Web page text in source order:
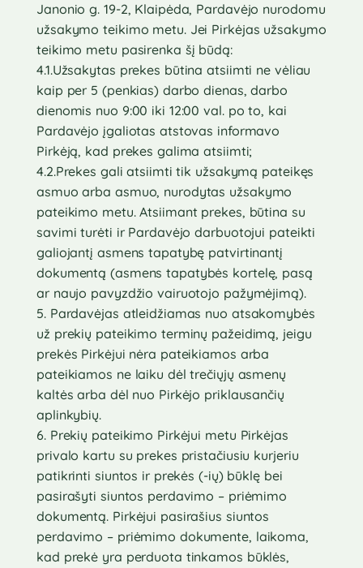
Janonio g. 19-2, Klaipėda, Pardavėjo nurodomu
užsakymo teikimo metu. Jei Pirkėjas užsakymo
teikimo metu pasirenka šį būdą:
4.1.Užsakytas prekes būtina atsiimti ne vėliau
kaip per 5 (penkias) darbo dienas, darbo
dienomis nuo 9:00 iki 12:00 val. po to, kai
Pardavėjo įgaliotas atstovas informavo
Pirkėją, kad prekes galima atsiimti;
4.2.Prekes gali atsiimti tik užsakymą pateikęs
asmuo arba asmuo, nurodytas užsakymo
pateikimo metu. Atsiimant prekes, būtina su
savimi turėti ir Pardavėjo darbuotojui pateikti
galiojantį asmens tapatybę patvirtinantį
dokumentą (asmens tapatybės kortelę, pasą
ar naujo pavyzdžio vairuotojo pažymėjimą).
5. Pardavėjas atleidžiamas nuo atsakomybės
už prekių pateikimo terminų pažeidimą, jeigu
prekės Pirkėjui nėra pateikiamos arba
pateikiamos ne laiku dėl trečiųjų asmenų
kaltės arba dėl nuo Pirkėjo priklausančių
aplinkybių.
6. Prekių pateikimo Pirkėjui metu Pirkėjas
privalo kartu su prekes pristačiusiu kurjeriu
patikrinti siuntos ir prekės (-ių) būklę bei
pasirašyti siuntos perdavimo – priėmimo
dokumentą. Pirkėjui pasirašius siuntos
perdavimo – priėmimo dokumente, laikoma,
kad prekė yra perduota tinkamos būklės,